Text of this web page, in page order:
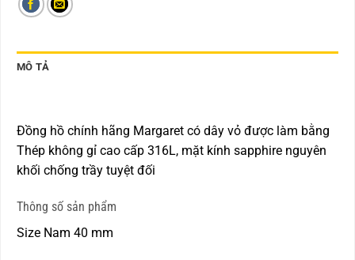
MÔ TẢ
Đồng hồ chính hãng Margaret có dây vỏ được làm bằng
Thép không gỉ cao cấp 316L, mặt kính sapphire nguyên
khối chống trầy tuyệt đối
Thông số sản phẩm
Size Nam 40 mm